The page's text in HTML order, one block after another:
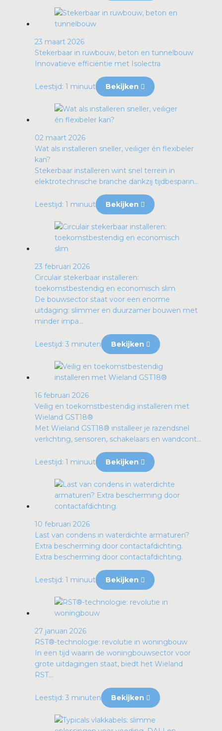
23 maart 2026
Stekerbaar in ruwbouw, beton en tunnelbouw
Innovatieve efficiëntie met Isolectra
Leestijd: 1 minuut Bekijken
02 maart 2026
Wat als installeren sneller, veiliger én flexibeler
kan?
Stekerbaar installeren wint snel terrein in
elektrotechnische branche dankzij tijdbesparin...
Leestijd: 1 minuut Bekijken
23 februari 2026
Circulair stekerbaar installeren:
toekomstbestendig en economisch slim
De bouwsector staat voor een enorme
uitdaging: slimmer en duurzamer bouwen met
minder impa...
Leestijd: 3 minuten Bekijken
16 februari 2026
Veilig en toekomstbestendig installeren met
Wieland GST18®
Met Wieland GST18® installeer je razendsnel
verlichting, sensoren, schakelaars en wandcont...
Leestijd: 1 minuut Bekijken
10 februari 2026
Last van condens in waterdichte armaturen?
Extra bescherming door contactafdichting.
Extra bescherming door contactafdichting.
Leestijd: 1 minuut Bekijken
27 januari 2026
RST®-technologie: revolutie in woningbouw
In een tijd waarin de woningbouwsector voor
grote uitdagingen staat, biedt het Wieland
RST...
Leestijd: 3 minuten Bekijken